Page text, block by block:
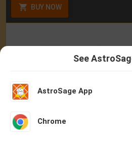
BUY NOW
See
AstroSage App
Chrome
Home